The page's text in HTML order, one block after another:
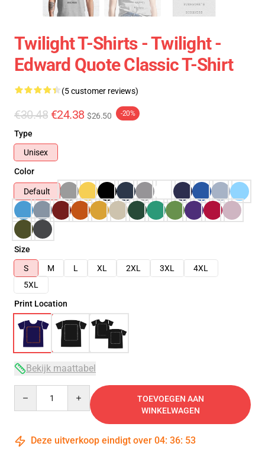
Twilight T-Shirts - Twilight -
Edward Quote Classic T-Shirt
(5 customer reviews)
€30.48 €24.38 $26.50 -20%
Type
Unisex
Color
Default
Size
S
M L XL 2XL 3XL
4XL
5XL
Print Location
Bekijk maattabel
TOEVOEGEN AAN
WINKELWAGEN
Deze uitverkoop eindigt over 04: 36: 52